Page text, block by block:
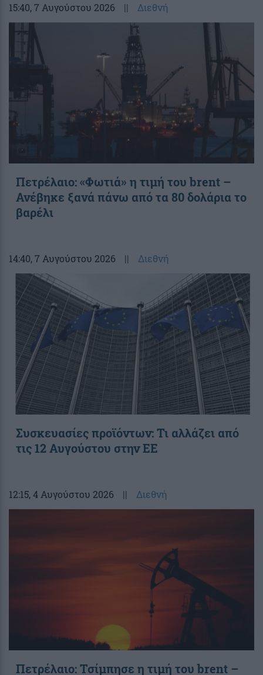
15:40, 7 Αυγούστου 2026 || Διεθνή
Πετρέλαιο: «Φωτιά» η τιμή του brent –
Ανέβηκε ξανά πάνω από τα 80 δολάρια το
βαρέλι
14:40, 7 Αυγούστου 2026 || Διεθνή
Συσκευασίες προϊόντων: Τι αλλάζει από
τις 12 Αυγούστου στην ΕΕ
12:15, 4 Αυγούστου 2026 || Διεθνή
Πετρέλαιο: Τσίμπησε η τιμή του brent –